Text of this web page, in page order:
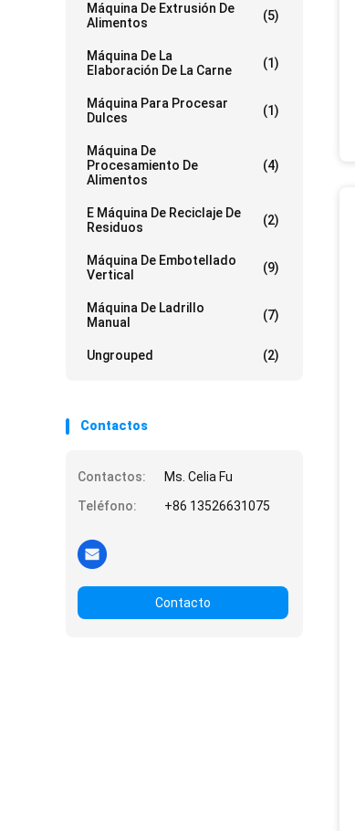
Máquina De Extrusión De
Alimentos
(5)
Máquina De La
Elaboración De La Carne
(1)
Máquina Para Procesar
Dulces
(1)
Máquina De
Procesamiento De
Alimentos
(4)
E Máquina De Reciclaje De
Residuos
(2)
Máquina De Embotellado
Vertical
(9)
Máquina De Ladrillo
Manual
(7)
Ungrouped (2)
Contactos
Contactos:
Ms. Celia Fu
Teléfono:
+86 13526631075
Contacto